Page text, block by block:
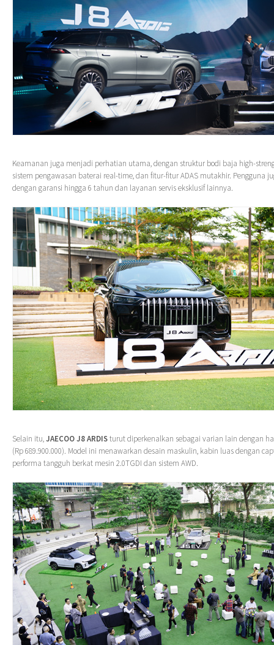
Keamanan juga menjadi perhatian utama, dengan struktur bodi baja high-
sistem pengawasan baterai real-time, dan fitur-fitur ADAS mutakhir. Pengguna
dengan garansi hingga 6 tahun dan layanan servis eksklusif lainnya.
Selain itu,JAECOO J8 ARDISturut diperkenalkan sebagai varian lain dengan
(Rp 689.900.000). Model ini menawarkan desain maskulin, kabin luas dengan
performa tangguh berkat mesin 2.0TGDI dan sistem AWD.